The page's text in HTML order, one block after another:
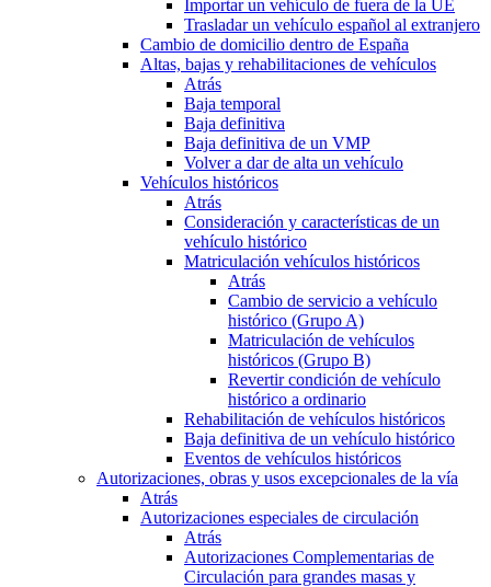
Importar un vehículo de fuera de la UE
Trasladar un vehículo español al extranjero
Cambio de domicilio dentro de España
Altas, bajas y rehabilitaciones de vehículos
Atrás
Baja temporal
Baja definitiva
Baja definitiva de un VMP
Volver a dar de alta un vehículo
Vehículos históricos
Atrás
Consideración y características de un
vehículo histórico
Matriculación vehículos históricos
Atrás
Cambio de servicio a vehículo
histórico (Grupo A)
Matriculación de vehículos
históricos (Grupo B)
Revertir condición de vehículo
histórico a ordinario
Rehabilitación de vehículos históricos
Baja definitiva de un vehículo histórico
Eventos de vehículos históricos
Autorizaciones, obras y usos excepcionales de la vía
Atrás
Autorizaciones especiales de circulación
Atrás
Autorizaciones Complementarias de
Circulación para grandes masas y